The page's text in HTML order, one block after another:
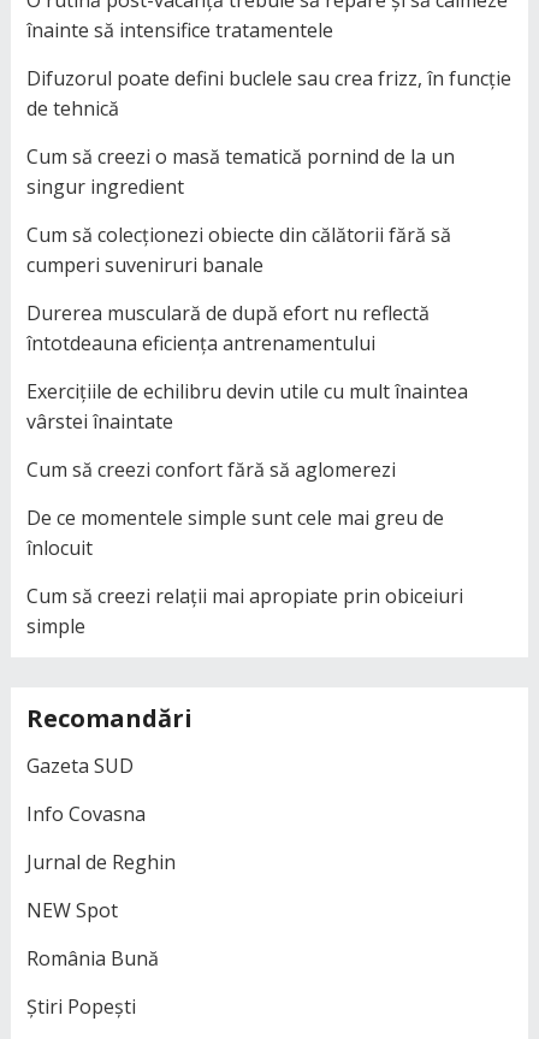
înainte să intensifice tratamentele
Difuzorul poate defini buclele sau crea frizz, în funcție
de tehnică
Cum să creezi o masă tematică pornind de la un
singur ingredient
Cum să colecționezi obiecte din călătorii fără să
cumperi suveniruri banale
Durerea musculară de după efort nu reflectă
întotdeauna eficiența antrenamentului
Exercițiile de echilibru devin utile cu mult înaintea
vârstei înaintate
Cum să creezi confort fără să aglomerezi
De ce momentele simple sunt cele mai greu de
înlocuit
Cum să creezi relații mai apropiate prin obiceiuri
simple
Recomandări
Gazeta SUD
Info Covasna
Jurnal de Reghin
NEW Spot
România Bună
Știri Popești